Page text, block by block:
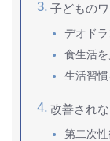
子どもの
デオド
食生活
生活習
改善され
第二次